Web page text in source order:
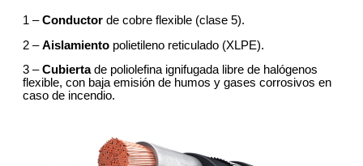
1 –Conductor de cobre flexible (clase 5).
2 –Aislamiento polietileno reticulado (XLPE).
3 –Cubiertade poliolefina ignifugada libre de halógenos
flexible, con baja emisión de humos y gases corrosivos en
caso de incendio.